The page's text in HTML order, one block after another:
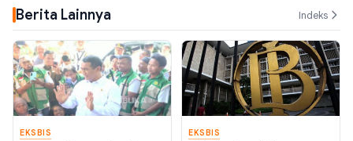
Berita Lainnya Indeks
EKSBIS EKSBIS